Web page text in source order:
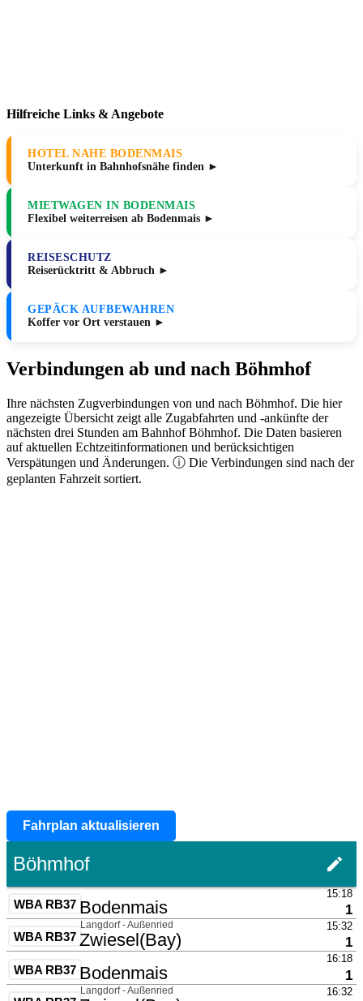
Hilfreiche Links & Angebote
HOTEL NAHE BODENMAIS
Unterkunft in Bahnhofsnähe finden ►
MIETWAGEN IN BODENMAIS
Flexibel weiterreisen ab Bodenmais ►
REISESCHUTZ
Reiserücktritt & Abbruch ►
GEPÄCK AUFBEWAHREN
Koffer vor Ort verstauen ►
Verbindungen ab und nach Böhmhof
Ihre nächsten Zugverbindungen von und nach Böhmhof. Die hier
angezeigte Übersicht zeigt alle Zugabfahrten und -ankünfte der
nächsten drei Stunden am Bahnhof Böhmhof. Die Daten basieren
auf aktuellen Echtzeitinformationen und berücksichtigen
Verspätungen und Änderungen. ⓘ Die Verbindungen sind nach der
geplanten Fahrzeit sortiert.
Fahrplan aktualisieren